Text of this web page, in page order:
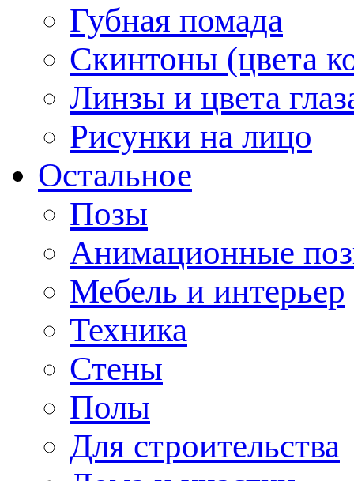
Губная помада
Скинтоны (цвета
Линзы и цвета
Рисунки на лицо
Остальное
Позы
Анимационные
Мебель и интерьер
Техника
Стены
Полы
Для строительства